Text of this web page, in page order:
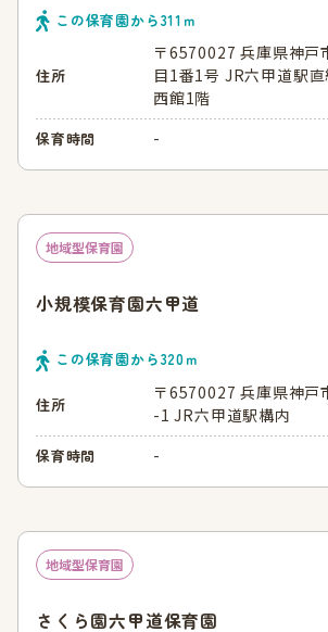
この保育園から311 ｍ
住所
〒6570027 兵庫県神戸
目1番1号 JR六甲道駅
西館1階
保育時間 -
地域型保育園
小規模保育園六甲道
この保育園から320ｍ
住所
〒6570027 兵庫県神戸
-1 JR六甲道駅構内
保育時間 -
地域型保育園
さくら園六甲道保育園